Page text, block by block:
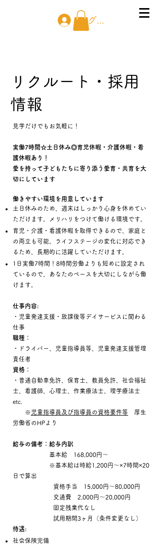
ログイン
​リクルート・採用
情報
見学だけでもお気軽に！
実働7時間☆土日休み◎育児休暇・介護休暇・看
護休暇あり！
愛を持って子どもたちに寄り添う愛育・共育を大
切にしています
働きやすい環境を用意しています
土日休みのため、週末はしっかり心身を休めてい
ただけます。メリハリをつけて働ける環境です。
育児・介護・看護休暇を取得できるので、家庭と
の両立も可能。ライフステージの変化に対応でき
るため、長期的に活躍していただけます。
1日実働7時間！8時間労働よりも短めに設定され
ているので、あなたのペースを大切にしながら働
けます。
仕事内容:
・児童発達支援・放課後等デイサービスに関わる
仕事
職種：
・ドライバー、児童指導員等、児童発達支援管理
責任者
資格：
・普通自動車免許、保育士、教員免許、社会福祉
士、看護師、心理士、作業療法士、理学療法士
etc.
※ 児童指導員及び指導員の資格要件等 厚生
労働省のHPより
給与の備考：給与内訳
基本給 168,000円～
※基本給は時給1,200円～×7時間×20
日で算出
資格手当 15,000円～80,000円
交通費 2,000円～20,000円
固定残業代なし
試用期間3ヶ月（条件変更なし）
待遇:
社会保険完備